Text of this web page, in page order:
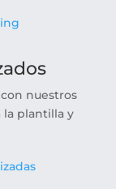
nuestros
la plantilla y